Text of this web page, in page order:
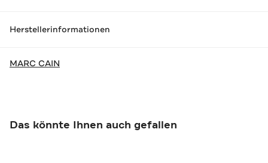
Herstellerinformationen
MARC CAIN
Das könnte Ihnen auch gefallen